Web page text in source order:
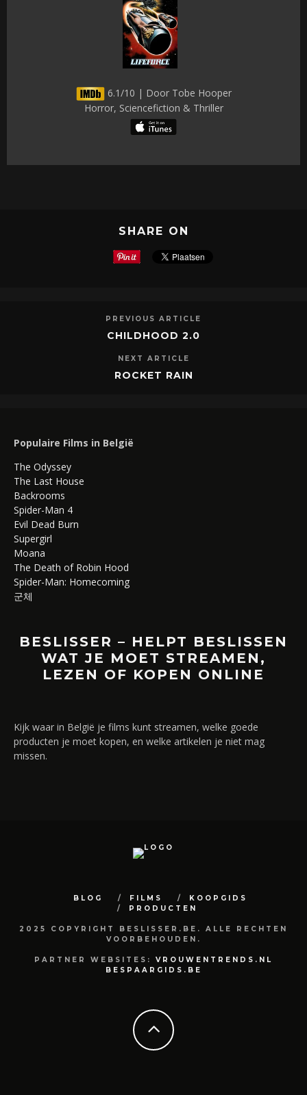
6.1/10 | Door Tobe Hooper
Horror, Sciencefiction & Thriller
SHARE ON
PREVIOUS ARTICLE
CHILDHOOD 2.0
NEXT ARTICLE
ROCKET RAIN
Populaire Films in België
The Odyssey
The Last House
Backrooms
Spider-Man 4
Evil Dead Burn
Supergirl
Moana
The Death of Robin Hood
Spider-Man: Homecoming
군체
BESLISSER – HELPT BESLISSEN
WAT JE MOET STREAMEN,
LEZEN OF KOPEN ONLINE
Kijk waar in België je films kunt streamen, welke goede
producten je moet kopen, en welke artikelen je niet mag
missen.
BLOG FILMS
KOOPGIDS
PRODUCTEN
2025 COPYRIGHT BESLISSER.BE. ALLE RECHTEN
VOORBEHOUDEN.
PARTNER WEBSITES: VROUWENTRENDS.NL
BESPAARGIDS.BE